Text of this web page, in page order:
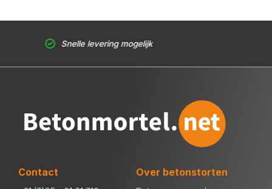
Snelle levering mogelijk
Contact Over betonstorten